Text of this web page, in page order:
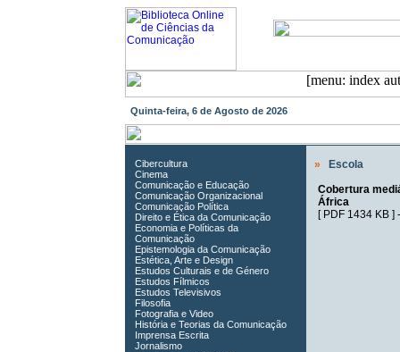
Quinta-feira, 6 de Agosto de 2026
Cibercultura
Cinema
Comunicação e Educação
Comunicação Organizacional
Comunicação Política
Direito e Ética da Comunicação
Economia e Políticas da
Comunicação
Epistemologia da Comunicação
Estética, Arte e Design
Estudos Culturais e de Género
Estudos Fílmicos
Estudos Televisivos
Filosofia
Fotografia e Video
História e Teorias da Comunicação
Imprensa Escrita
Jornalismo
»
Escola
Cobertura
África
[ PDF 1434 KB]